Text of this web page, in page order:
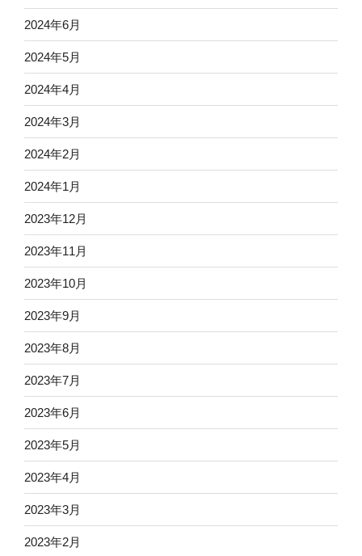
2024年6月
2024年5月
2024年4月
2024年3月
2024年2月
2024年1月
2023年12月
2023年11月
2023年10月
2023年9月
2023年8月
2023年7月
2023年6月
2023年5月
2023年4月
2023年3月
2023年2月